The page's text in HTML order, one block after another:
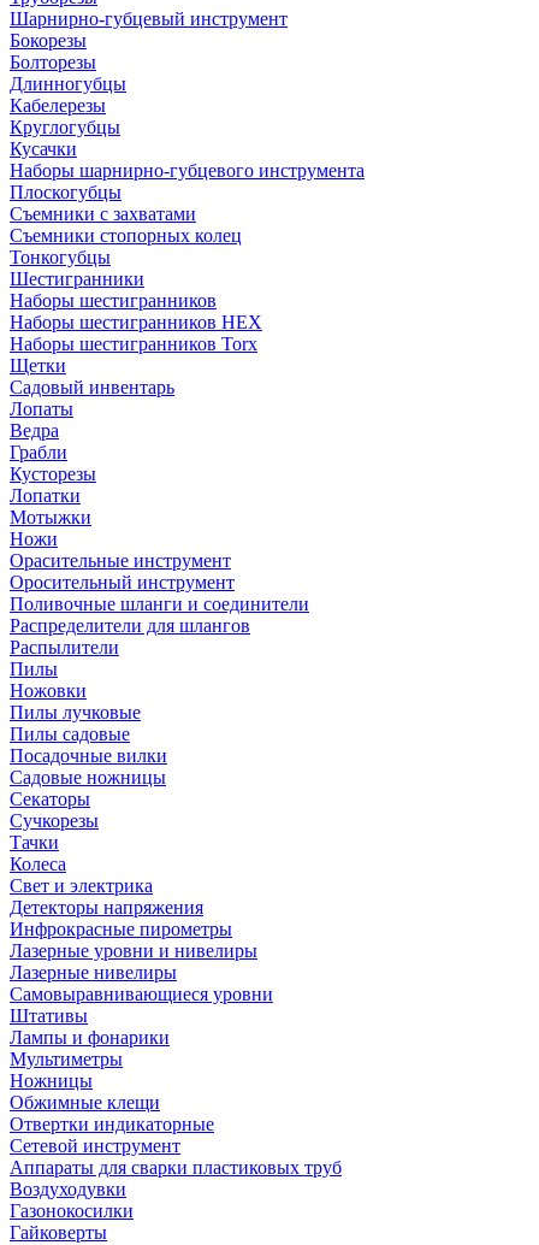
Шарнирно-губцевый инструмент
Бокорезы
Болторезы
Длинногубцы
Кабелерезы
Круглогубцы
Кусачки
Наборы шарнирно-губцевого инструмента
Плоскогубцы
Съемники с захватами
Съемники стопорных колец
Тонкогубцы
Шестигранники
Наборы шестигранников
Наборы шестигранников HEX
Наборы шестигранников Torx
Щетки
Садовый инвентарь
Лопаты
Ведра
Грабли
Кусторезы
Лопатки
Мотыжки
Ножи
Орасительные инструмент
Оросительный инструмент
Поливочные шланги и соединители
Распределители для шлангов
Распылители
Пилы
Ножовки
Пилы лучковые
Пилы садовые
Посадочные вилки
Садовые ножницы
Секаторы
Сучкорезы
Тачки
Колеса
Свет и электрика
Детекторы напряжения
Инфрокрасные пирометры
Лазерные уровни и нивелиры
Лазерные нивелиры
Самовыравнивающиеся уровни
Штативы
Лампы и фонарики
Мультиметры
Ножницы
Обжимные клещи
Отвертки индикаторные
Сетевой инструмент
Аппараты для сварки пластиковых труб
Воздуходувки
Газонокосилки
Гайковерты